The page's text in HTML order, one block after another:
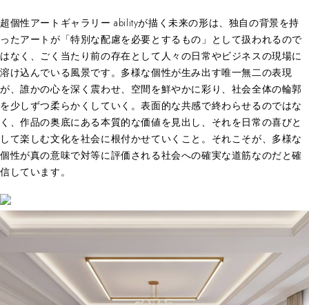
超個性アートギャラリー abilityが描く未来の形は、独自の背景を持
ったアートが「特別な配慮を必要とするもの」として扱われるので
はなく、ごく当たり前の存在として人々の日常やビジネスの現場に
溶け込んでいる風景です。多様な個性が生み出す唯一無二の表現
が、誰かの心を深く震わせ、空間を鮮やかに彩り、社会全体の輪郭
を少しずつ柔らかくしていく。表面的な共感で終わらせるのではな
く、作品の奥底にある本質的な価値を見出し、それを日常の喜びと
して楽しむ文化を社会に根付かせていくこと。それこそが、多様な
個性が真の意味で対等に評価される社会への確実な道筋なのだと確
信しています。